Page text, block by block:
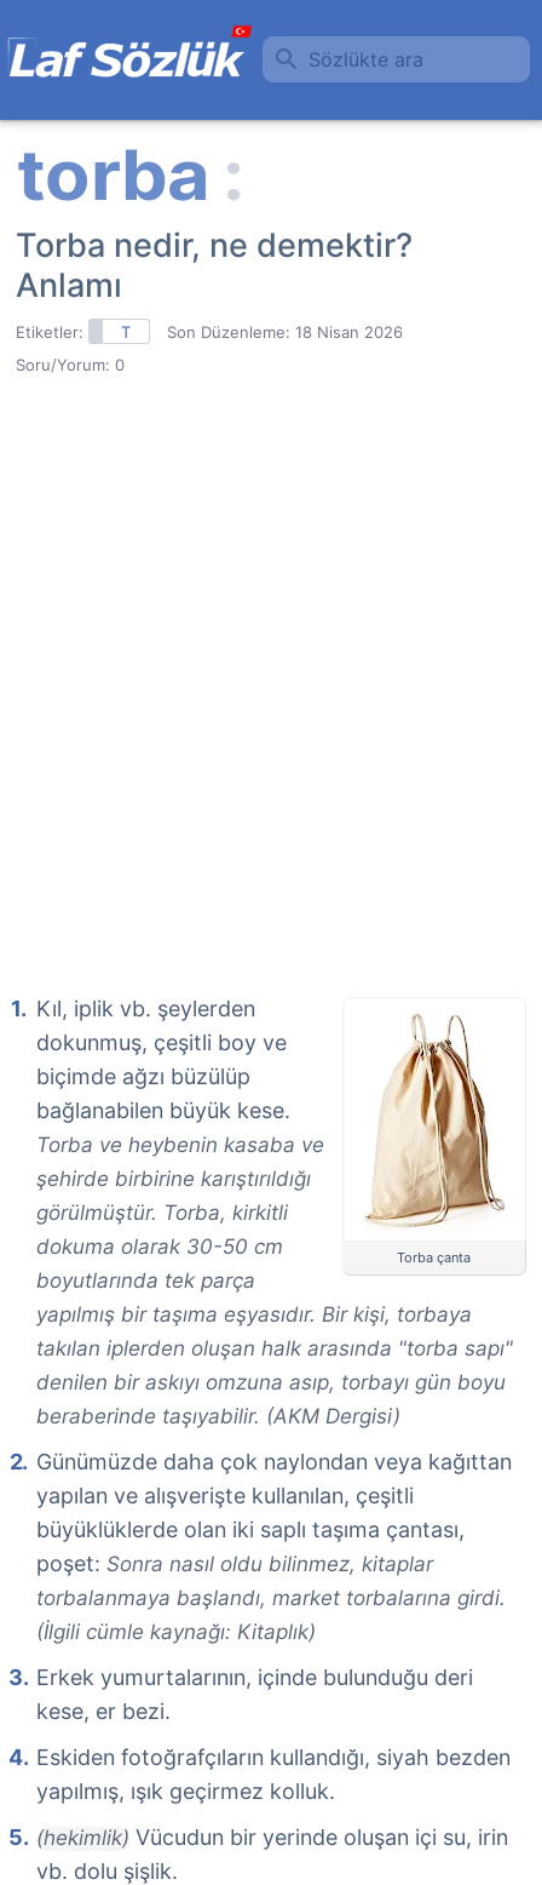
Sözlükte ara
Torba nedir, ne demektir?
Anlamı
Etiketler: T Son Düzenleme: 18 Nisan 2026
Soru/Yorum: 0
Torba çanta
Kıl, iplik vb. şeylerden
dokunmuş, çeşitli boy ve
biçimde ağzı büzülüp
bağlanabilen büyük kese.
Torba ve heybenin kasaba ve
şehirde birbirine karıştırıldığı
görülmüştür. Torba, kirkitli
dokuma olarak 30-50 cm
boyutlarında tek parça
yapılmış bir taşıma eşyasıdır. Bir kişi, torbaya
takılan iplerden oluşan halk arasında "torba sapı"
denilen bir askıyı omzuna asıp, torbayı gün boyu
beraberinde taşıyabilir. (AKM Dergisi)
Günümüzde daha çok naylondan veya kağıttan
yapılan ve alışverişte kullanılan, çeşitli
büyüklüklerde olan iki saplı taşıma çantası,
poşet: Sonra nasıl oldu bilinmez, kitaplar
torbalanmaya başlandı, market torbalarına girdi.
(İlgili cümle kaynağı: Kitaplık)
Erkek yumurtalarının, içinde bulunduğu deri
kese, er bezi.
Eskiden fotoğrafçıların kullandığı, siyah bezden
yapılmış, ışık geçirmez kolluk.
(hekimlik) Vücudun bir yerinde oluşan içi su, irin
vb. dolu şişlik.